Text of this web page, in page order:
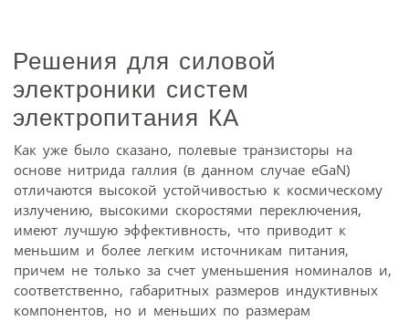
Решения для силовой
электроники систем
электропитания КА
Как уже было сказано, полевые транзисторы на
основе нитрида галлия (в данном случае eGaN)
отличаются высокой устойчивостью к космическому
излучению, высокими скоростями переключения,
имеют лучшую эффективность, что приводит к
меньшим и более легким источникам питания,
причем не только за счет уменьшения номиналов и,
соответственно, габаритных размеров индуктивных
компонентов, но и меньших по размерам